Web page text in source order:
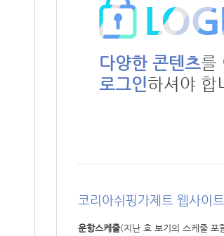
다양한 콘텐츠를
로그인하셔야 합
코리아쉬핑가제트 웹사이
운항스케줄(지난 호 보기의 스케줄 포